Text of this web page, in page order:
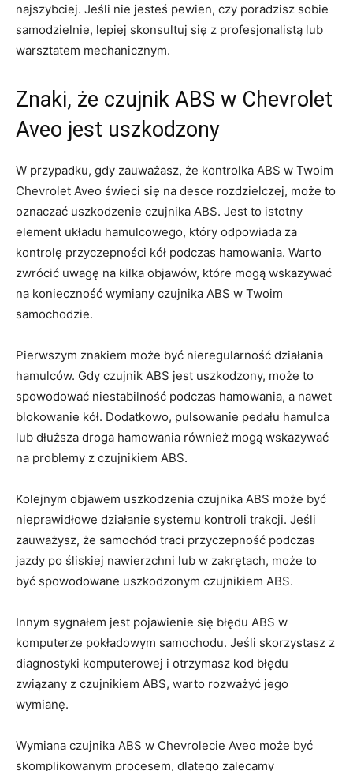
najszybciej. Jeśli nie jesteś pewien, czy poradzisz ‍sobie
samodzielnie, lepiej‌ skonsultuj się z profesjonalistą lub
warsztatem mechanicznym.
Znaki, że czujnik ABS w Chevrolet
Aveo jest uszkodzony
W przypadku, gdy zauważasz, że kontrolka ABS w Twoim
Chevrolet⁣ Aveo świeci się na ⁣desce rozdzielczej, może ‌to
oznaczać uszkodzenie⁣ czujnika ABS. Jest to istotny
element ⁢układu hamulcowego, który odpowiada za
kontrolę przyczepności kół podczas hamowania. Warto
zwrócić uwagę na⁢ kilka⁤ objawów, ​które mogą wskazywać
na konieczność wymiany czujnika ABS w Twoim
samochodzie.
Pierwszym znakiem może być nieregularność działania
hamulców. Gdy czujnik ABS jest uszkodzony, może to
spowodować niestabilność podczas hamowania, a nawet
blokowanie kół. Dodatkowo, pulsowanie pedału hamulca
lub dłuższa droga hamowania również mogą wskazywać
na⁣ problemy‍ z czujnikiem ABS.
Kolejnym objawem uszkodzenia czujnika ABS może być
nieprawidłowe działanie systemu kontroli trakcji. Jeśli
zauważysz, że samochód traci przyczepność podczas⁢
jazdy po śliskiej nawierzchni lub w zakrętach, może to
być spowodowane uszkodzonym czujnikiem ABS.
Innym sygnałem jest pojawienie się błędu ABS‍ w
komputerze pokładowym‍ samochodu. Jeśli skorzystasz z
diagnostyki komputerowej i otrzymasz kod błędu
związany ⁤z czujnikiem​ ABS, warto rozważyć jego
wymianę.
Wymiana czujnika ABS ⁣w Chevrolecie Aveo może być
skomplikowanym procesem, dlatego zalecamy